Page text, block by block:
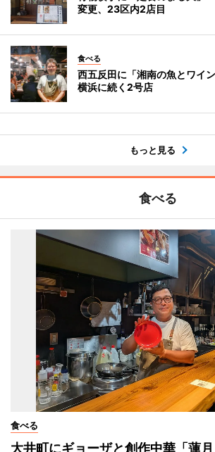
変更、23区内2店目
食べる
西五反田に「湘南の魚とワイ
横浜に続く2号店
もっと見る
食べる
食べる
大井町にギョーザと創作中華「蓮